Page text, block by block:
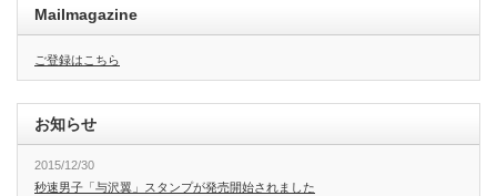
Mailmagazine
ご登録はこちら
お知らせ
2015/12/30
秒速男子「与沢翼」スタンプが発売開始されました